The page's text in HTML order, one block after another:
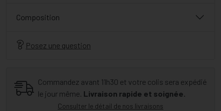
Composition
Posez une question
Commandez avant 11h30 et votre colis sera expédié
le jour même. Livraison rapide et soignée.
Consulter le détail de nos livraisons